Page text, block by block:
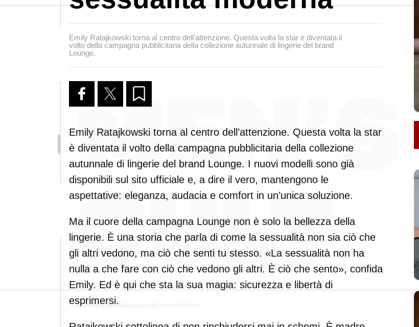
Emily Ratajkowski torna al centro dell’attenzione. Questa volta la star è diventata il
volto della campagna pubblicitaria della collezione autunnale di lingerie del brand
Lounge.
Emily Ratajkowski torna al centro dell’attenzione. Questa volta la star
è diventata il volto della campagna pubblicitaria della collezione
autunnale di lingerie del brand Lounge. I nuovi modelli sono già
disponibili sul sito ufficiale e, a dire il vero, mantengono le
aspettative: eleganza, audacia e comfort in un’unica soluzione.
Ma il cuore della campagna Lounge non è solo la bellezza della
lingerie. È una storia che parla di come la sessualità non sia ciò che
gli altri vedono, ma ciò che senti tu stesso. «La sessualità non ha
nulla a che fare con ciò che vedono gli altri. È ciò che sento», confida
Emily. Ed è qui che sta la sua magia: sicurezza e libertà di
esprimersi.